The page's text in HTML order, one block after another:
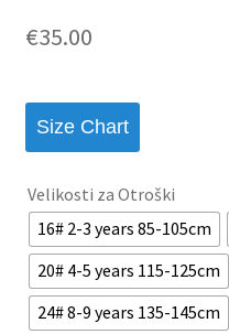
€35.00
Size Chart
Velikosti za Otroški
16# 2-3 years 85-105cm
20# 4-5 years 115-125cm
24# 8-9 years 135-145cm